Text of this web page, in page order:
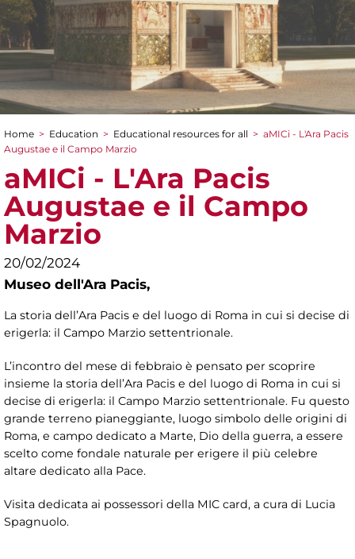
You are here
Home > Education > Educational resources for all > aMICi - L'Ara Pacis
Augustae e il Campo Marzio
aMICi - L'Ara Pacis
Augustae e il Campo
Marzio
20/02/2024
Museo dell'Ara Pacis,
La storia dell’Ara Pacis e del luogo di Roma in cui si decise di
erigerla: il Campo Marzio settentrionale.
L’incontro del mese di febbraio è pensato per scoprire
insieme la storia dell’Ara Pacis e del luogo di Roma in cui si
decise di erigerla: il Campo Marzio settentrionale. Fu questo
grande terreno pianeggiante, luogo simbolo delle origini di
Roma, e campo dedicato a Marte, Dio della guerra, a essere
scelto come fondale naturale per erigere il più celebre
altare dedicato alla Pace.
Visita dedicata ai possessori della MIC card, a cura di Lucia
Spagnuolo.